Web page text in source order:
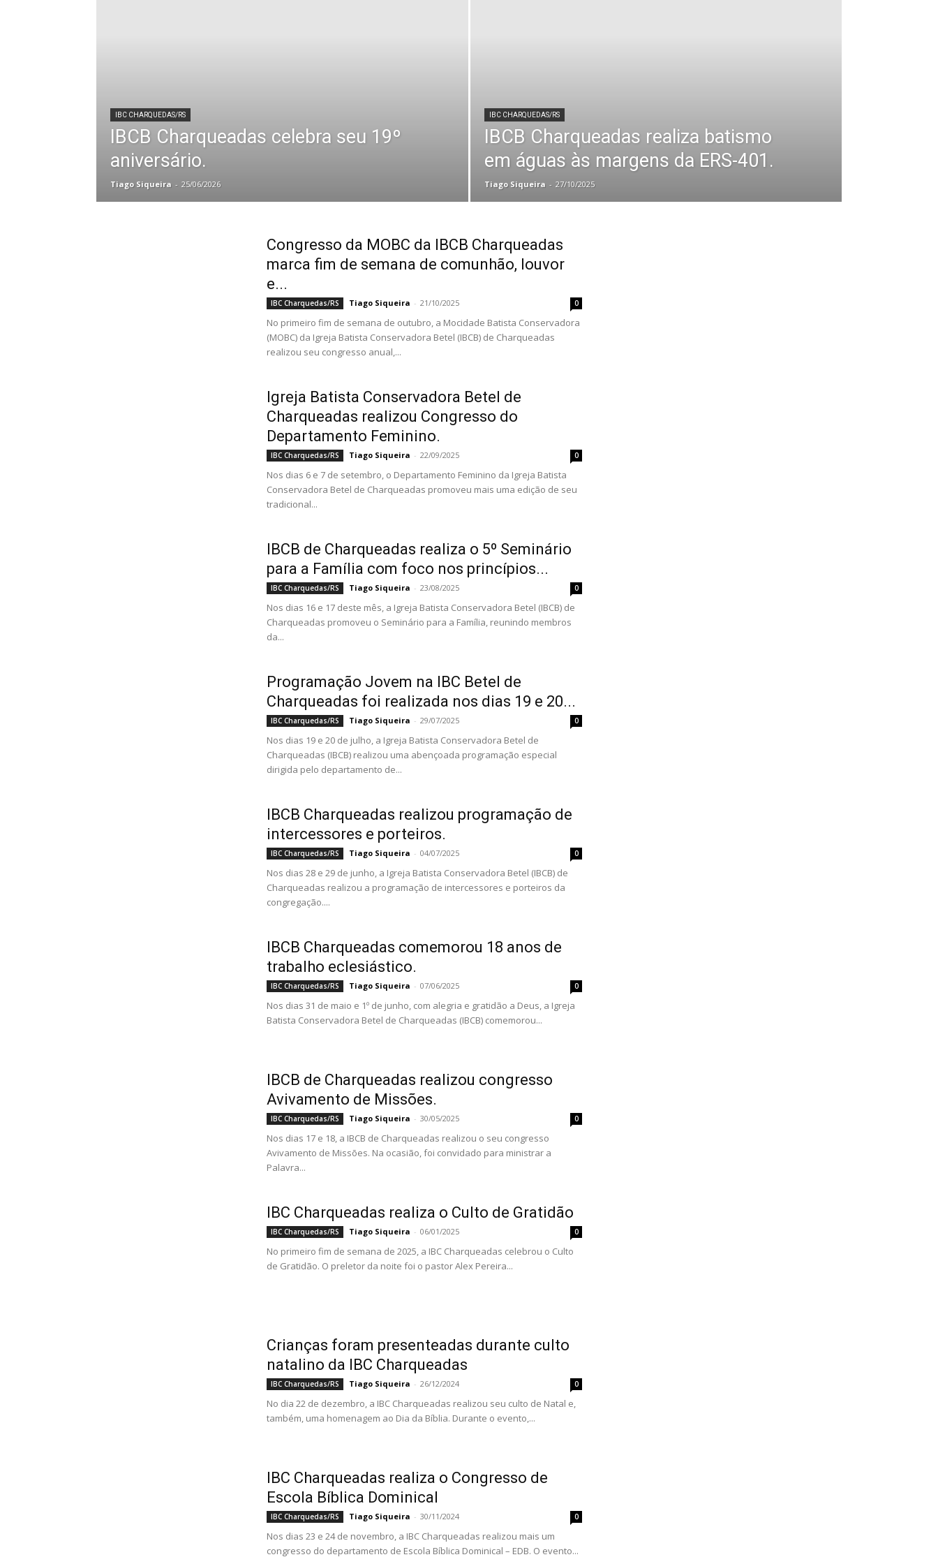
IBC CHARQUEDAS/RS
IBCB Charqueadas celebra seu 19º
aniversário.
Tiago Siqueira - 25/06/2026
IBC CHARQUEDAS/RS
IBCB Charqueadas realiza batismo
em águas às margens da ERS-401.
Tiago Siqueira - 27/10/2025
Congresso da MOBC da IBCB Charqueadas
marca fim de semana de comunhão, louvor
e...
IBC Charquedas/RS Tiago Siqueira - 21/10/2025 0
No primeiro fim de semana de outubro, a Mocidade Batista Conservadora
(MOBC) da Igreja Batista Conservadora Betel (IBCB) de Charqueadas
realizou seu congresso anual,...
Igreja Batista Conservadora Betel de
Charqueadas realizou Congresso do
Departamento Feminino.
IBC Charquedas/RS Tiago Siqueira - 22/09/2025 0
Nos dias 6 e 7 de setembro, o Departamento Feminino da Igreja Batista
Conservadora Betel de Charqueadas promoveu mais uma edição de seu
tradicional...
IBCB de Charqueadas realiza o 5º Seminário
para a Família com foco nos princípios...
IBC Charquedas/RS Tiago Siqueira - 23/08/2025 0
Nos dias 16 e 17 deste mês, a Igreja Batista Conservadora Betel (IBCB) de
Charqueadas promoveu o Seminário para a Família, reunindo membros
da...
Programação Jovem na IBC Betel de
Charqueadas foi realizada nos dias 19 e 20...
IBC Charquedas/RS Tiago Siqueira - 29/07/2025 0
Nos dias 19 e 20 de julho, a Igreja Batista Conservadora Betel de
Charqueadas (IBCB) realizou uma abençoada programação especial
dirigida pelo departamento de...
IBCB Charqueadas realizou programação de
intercessores e porteiros.
IBC Charquedas/RS Tiago Siqueira - 04/07/2025 0
Nos dias 28 e 29 de junho, a Igreja Batista Conservadora Betel (IBCB) de
Charqueadas realizou a programação de intercessores e porteiros da
congregação....
IBCB Charqueadas comemorou 18 anos de
trabalho eclesiástico.
IBC Charquedas/RS Tiago Siqueira - 07/06/2025 0
Nos dias 31 de maio e 1º de junho, com alegria e gratidão a Deus, a Igreja
Batista Conservadora Betel de Charqueadas (IBCB) comemorou...
IBCB de Charqueadas realizou congresso
Avivamento de Missões.
IBC Charquedas/RS Tiago Siqueira - 30/05/2025 0
Nos dias 17 e 18, a IBCB de Charqueadas realizou o seu congresso
Avivamento de Missões. Na ocasião, foi convidado para ministrar a
Palavra...
IBC Charqueadas realiza o Culto de Gratidão
IBC Charquedas/RS Tiago Siqueira - 06/01/2025 0
No primeiro fim de semana de 2025, a IBC Charqueadas celebrou o Culto
de Gratidão. O preletor da noite foi o pastor Alex Pereira...
Crianças foram presenteadas durante culto
natalino da IBC Charqueadas
IBC Charquedas/RS Tiago Siqueira - 26/12/2024 0
No dia 22 de dezembro, a IBC Charqueadas realizou seu culto de Natal e,
também, uma homenagem ao Dia da Bíblia. Durante o evento,...
IBC Charqueadas realiza o Congresso de
Escola Bíblica Dominical
IBC Charquedas/RS Tiago Siqueira - 30/11/2024 0
Nos dias 23 e 24 de novembro, a IBC Charqueadas realizou mais um
congresso do departamento de Escola Bíblica Dominical – EDB. O evento...